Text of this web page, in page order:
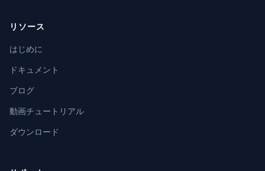
リソース
はじめに
ドキュメント
ブログ
動画チュートリアル
ダウンロード